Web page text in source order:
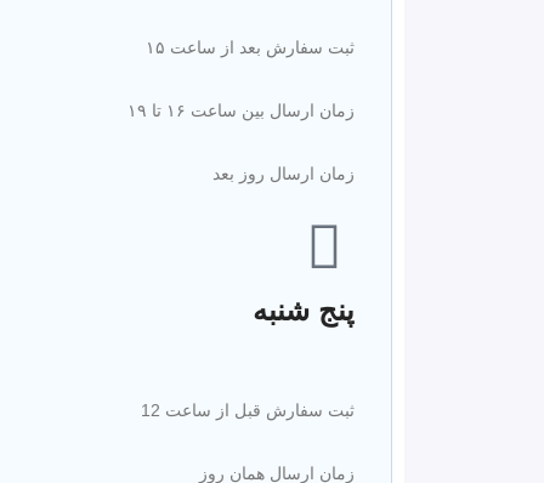
ثبت سفارش بعد از ساعت ۱۵
زمان ارسال بین ساعت ۱۶ تا ۱۹
زمان ارسال روز بعد
پنج شنبه
ثبت سفارش قبل از ساعت 12
زمان ارسال همان روز